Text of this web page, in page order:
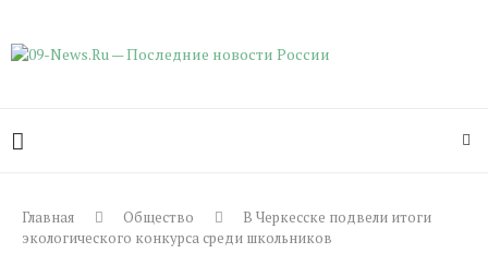
Главная Общество
В Черкесске подвели итоги
экологического конкурса среди школьников